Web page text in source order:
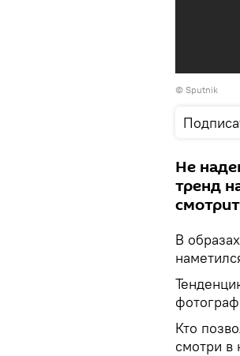
© Sputnik
Не
тренд
В
Кто
смотри в